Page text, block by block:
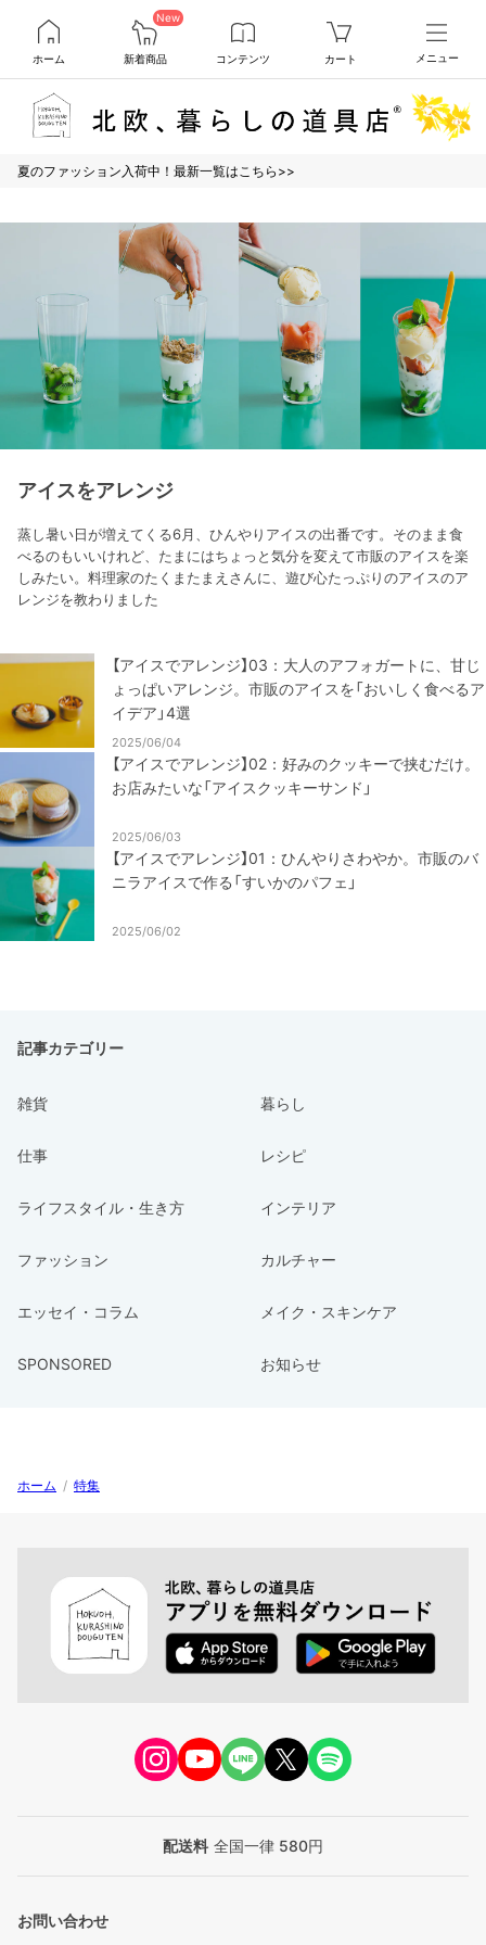
ホーム
New
新着商品 コンテンツ カート メニュー
夏のファッション入荷中！最新一覧はこちら>>
アイスをアレンジ
蒸し暑い日が増えてくる6月、ひんやりアイスの出番です。そのまま食
べるのもいいけれど、たまにはちょっと気分を変えて市販のアイスを楽
しみたい。料理家のたくまたまえさんに、遊び心たっぷりのアイスのア
レンジを教わりました
【アイスでアレンジ】03：大人のアフォガートに、甘じ
ょっぱいアレンジ。市販のアイスを「おいしく食べるア
イデア」4選
2025/06/04
【アイスでアレンジ】02：好みのクッキーで挟むだけ。
お店みたいな「アイスクッキーサンド」
2025/06/03
【アイスでアレンジ】01：ひんやりさわやか。市販のバ
ニラアイスで作る「すいかのパフェ」
2025/06/02
記事カテゴリー
雑貨 暮らし
仕事 レシピ
ライフスタイル・生き方 インテリア
ファッション カルチャー
エッセイ・コラム メイク・スキンケア
SPONSORED お知らせ
ホーム / 特集
配送料 全国一律 580円
お問い合わせ